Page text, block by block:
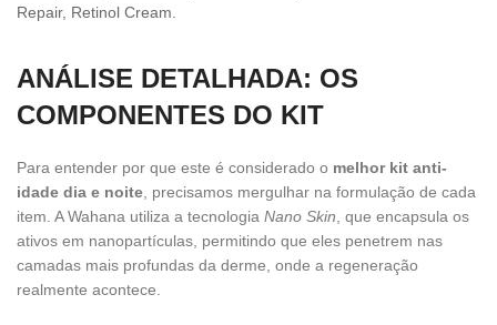
Repair, Retinol Cream.
ANÁLISE DETALHADA: OS
COMPONENTES DO KIT
Para entender por que este é considerado o melhor kit anti-
idade dia e noite , precisamos mergulhar na formulação de cada
item. A Wahana utiliza a tecnologia Nano Skin , que encapsula os
ativos em nanopartículas, permitindo que eles penetrem nas
camadas mais profundas da derme, onde a regeneração
realmente acontece.